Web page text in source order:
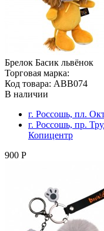
Брелок Басик львёнок
Торговая марка:
Код товара: ABB074
В наличии
г. Россошь, пл.
г. Россошь, пр.
Копицентр
900 Р